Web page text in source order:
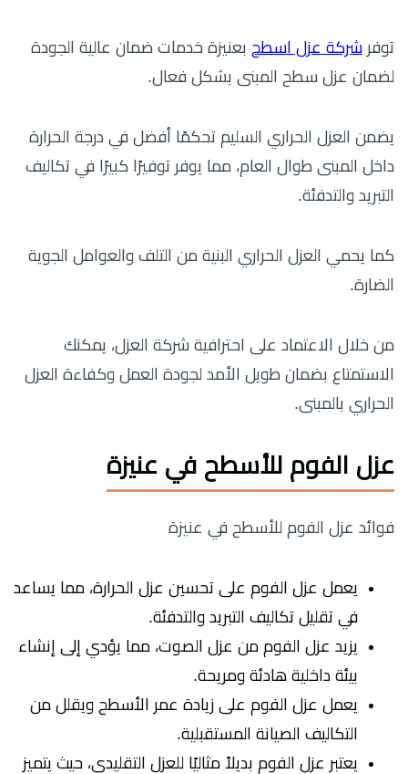
توفر شركة عزل اسطح بعنيزة خدمات ضمان عالية الجودة
لضمان عزل سطح المبنى بشكل فعال.
يضمن العزل الحراري السليم تحكمًا أفضل في درجة الحرارة
داخل المبنى طوال العام، مما يوفر توفيرًا كبيرًا في تكاليف
التبريد والتدفئة.
كما يحمي العزل الحراري البنية من التلف والعوامل الجوية
الضارة.
من خلال الاعتماد على احترافية شركة العزل، يمكنك
الاستمتاع بضمان طويل الأمد لجودة العمل وكفاءة العزل
الحراري بالمبنى.
عزل الفوم للأسطح في عنيزة
فوائد عزل الفوم للأسطح في عنيزة
يعمل عزل الفوم على تحسين عزل الحرارة، مما يساعد
في تقليل تكاليف التبريد والتدفئة.
يزيد عزل الفوم من عزل الصوت، مما يؤدي إلى إنشاء
بيئة داخلية هادئة ومريحة.
يعمل عزل الفوم على زيادة عمر الأسطح ويقلل من
التكاليف الصيانة المستقبلية.
يعتبر عزل الفوم بديلاً مثاليًا للعزل التقليدي، حيث يتميز